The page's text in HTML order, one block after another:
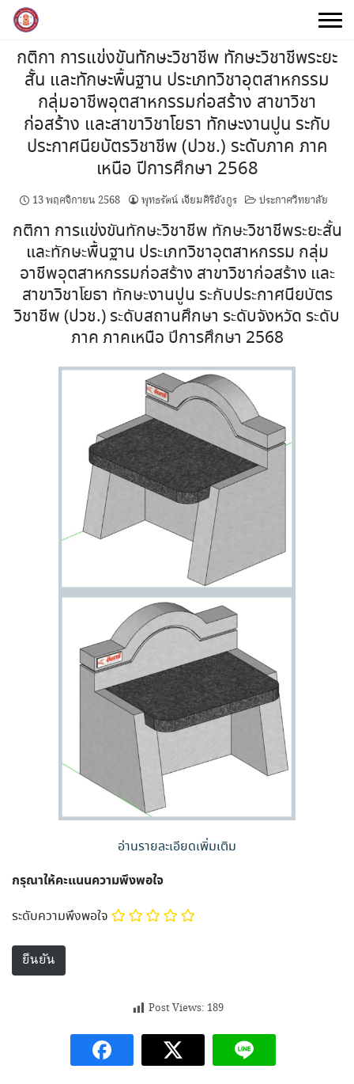
Skip
content
กติกา การแข่งขันทักษะวิชาชีพ ทักษะวิชาชีพระยะ
สั้น และทักษะพื้นฐาน ประเภทวิชาอุตสาหกรรม
กลุ่มอาชีพอุตสาหกรรมก่อสร้าง สาขาวิชา
ก่อสร้าง และสาขาวิชาโยธา ทักษะงานปูน ระกับ
ประกาศนียบัตรวิชาชีพ (ปวช.) ระดับภาค ภาค
เหนือ ปีการศึกษา 2568
13 พฤศจิกายน 2568 พุทธรัตน์ เจียมศิริอังกูร ประกาศวิทยาลัย
กติกา การแข่งขันทักษะวิชาชีพ ทักษะวิชาชีพระยะสั้น
และทักษะพื้นฐาน ประเภทวิชาอุตสาหกรรม กลุ่ม
อาชีพอุตสาหกรรมก่อสร้าง สาขาวิชาก่อสร้าง และ
สาขาวิชาโยธา ทักษะงานปูน ระกับประกาศนียบัตร
วิชาชีพ (ปวช.) ระดับสถานศึกษา ระดับจังหวัด ระดับ
ภาค ภาคเหนือ ปีการศึกษา 2568
อ่านรายละเอียดเพิ่มเติม
กรุณาให้คะแนนความพึงพอใจ
ระดับความพึงพอใจ
Post Views: 189